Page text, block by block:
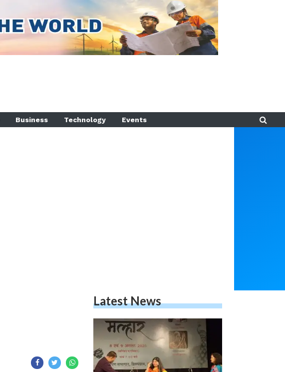
Business Technology Events
Latest News